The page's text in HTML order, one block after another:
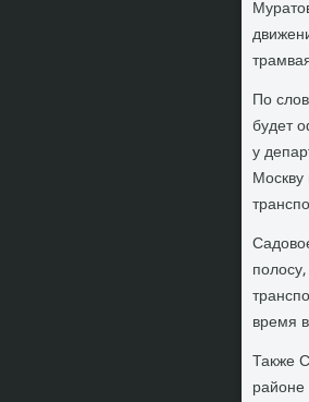
По
будет
у
время
Также